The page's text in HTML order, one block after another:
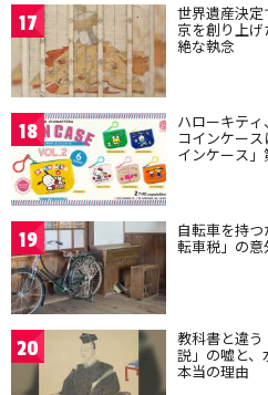
17 世界遺産決
京を創り上
絶な執念
18 ハローキテ
コインケー
インケース
19 自転車を持
転車税」の
20 教科書と違
説」の嘘と
本当の理由